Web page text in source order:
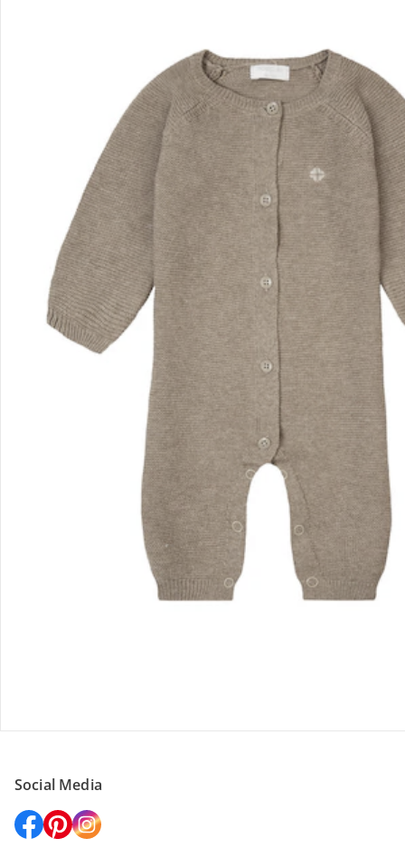
Gutscheine & Aktionen
Kontakt & Service
Filialen & Beratung
Unternehmen
Sicher & flexibel bezahlen
Social Media